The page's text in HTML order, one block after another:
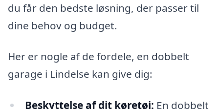
du får den bedste løsning, der passer til
dine behov og budget.
Her er nogle af de fordele, en dobbelt
garage i Lindelse kan give dig:
Beskyttelse af dit køretøj: En dobbelt